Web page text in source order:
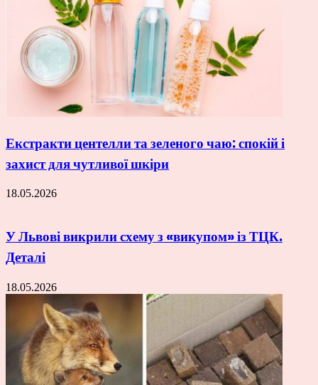
Екстракти центелли та зеленого чаю: спокій і
захист для чутливої шкіри
18.05.2026
У Львові викрили схему з «викупом» із ТЦК.
Деталі
18.05.2026